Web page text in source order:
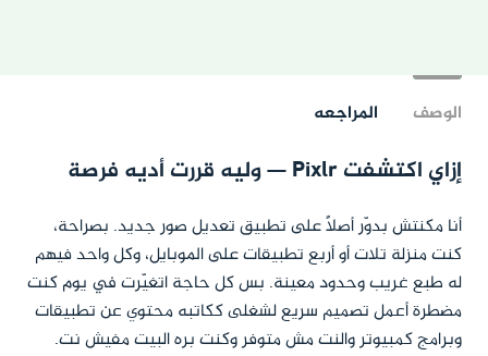
الوصف المراجعه
إزاي اكتشفت Pixlr — وليه قررت أديه فرصة
أنا مكنتش بدوّر أصلاً على تطبيق تعديل صور جديد. بصراحة،
كنت منزلة تلات أو أربع تطبيقات على الموبايل، وكل واحد فيهم
له طبع غريب وحدود معينة. بس كل حاجة اتغيّرت في يوم كنت
مضطرة أعمل تصميم سريع لشغلى ككاتبه محتوي عن تطبيقات
وبرامج كمبيوتر والنت مش متوفر وكنت بره البيت مفيش نت.